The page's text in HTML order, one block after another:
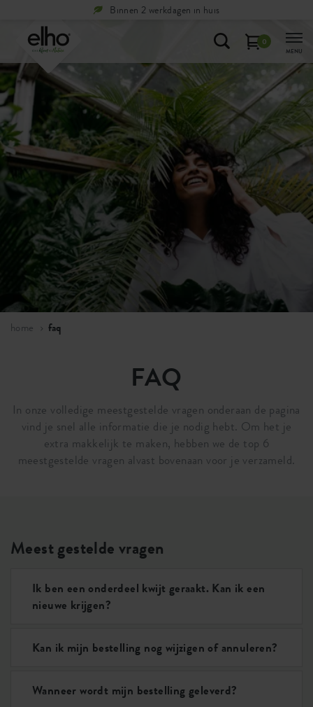
Binnen 2 werkdagen in huis
0
MENU
home faq
FAQ
In onze volledige meestgestelde vragen onderaan de pagina
vind je snel alle informatie die je nodig hebt. Om het je
extra makkelijk te maken, hebben we de top 6
meestgestelde vragen alvast bovenaan voor je verzameld.
Meest gestelde vragen
Ik ben een onderdeel kwijt geraakt. Kan ik een
nieuwe krijgen?
Kan ik mijn bestelling nog wijzigen of annuleren?
Wanneer wordt mijn bestelling geleverd?